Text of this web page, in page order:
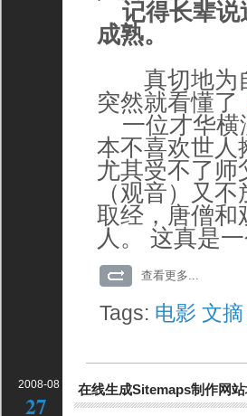
记得长辈说
成熟。
真切地为自
突然就看懂了
一位才华横
本不喜欢世人
尤其受不了师
（观音）又
取经，唐僧和
人。 这真是
查看更多...
Tags: 电影 文摘
2008-08
27
在线生成Sitemaps制作网